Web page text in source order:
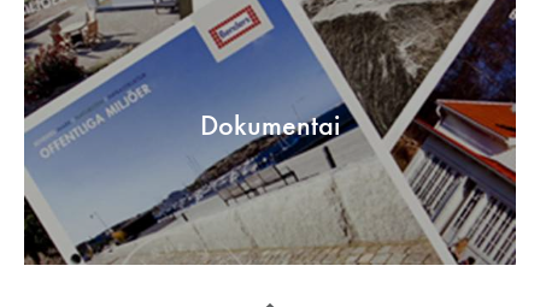
Dokumentai